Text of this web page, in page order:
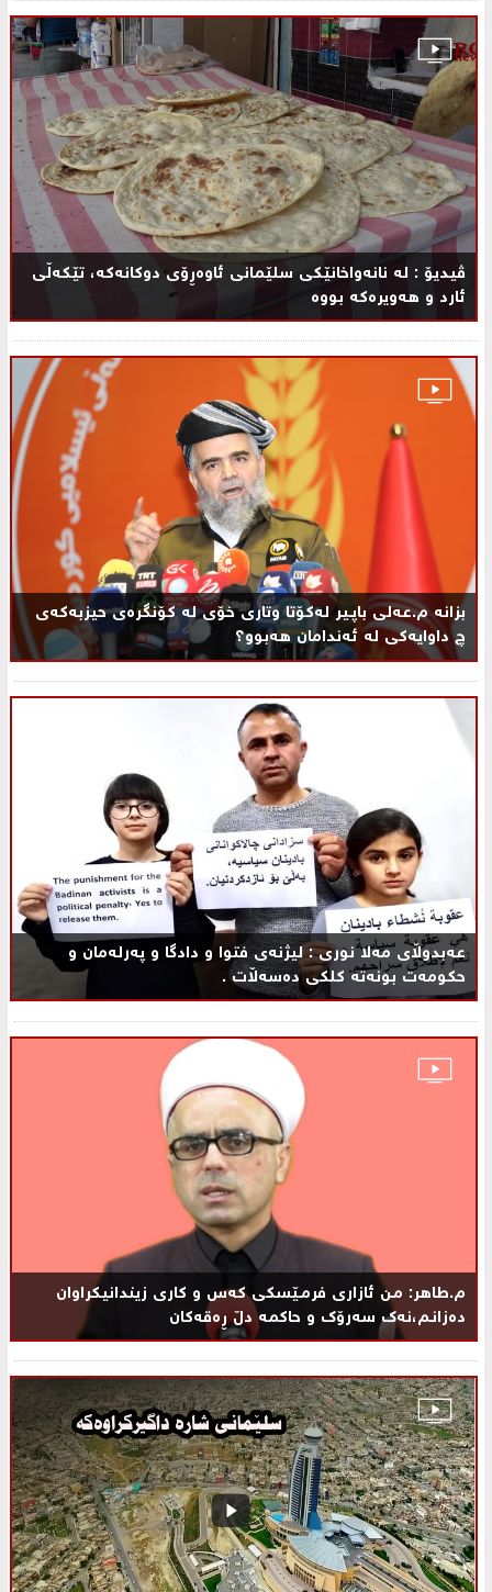
ڤیدیۆ : له‌ نانه‌واخانێكی سلێمانی ئاوه‌ڕۆی دوكانه‌كه‌، تێكه‌ڵی
ئارد و هه‌ویره‌كه‌ بووه‌
بزانه‌ م.عەلی باپـیر له‌كۆتا وتاری خۆی له‌ كۆنگره‌ی حیزبه‌كه‌ی
چ داوایه‌كی له‌ ئه‌ندامان هه‌بوو؟‌
عه‌بدوڵای مه‌لا نوری : لیژنه‌ی فتوا و دادگا و په‌رله‌مان و
حكومه‌ت بونه‌ته‌ كلكی ده‌سه‌ڵات .
م.طاهر: مـن ئازاری فرمـێسکی كه‌س و كاری زیندانیكراوان
دەزانـم،نەك سەرۆک و حاکمە دڵ ڕەقەکان